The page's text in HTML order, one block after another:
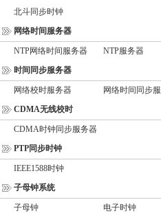
北斗同步时钟
网络时间服务器
NTP网络时间服务器
NTP服务器
时间同步服务器
网络校时服务器
网络时间同步
CDMA无线校时
CDMA时钟同步服务器
PTP同步时钟
IEEE1588时钟
子母钟系统
子母钟
电子时钟